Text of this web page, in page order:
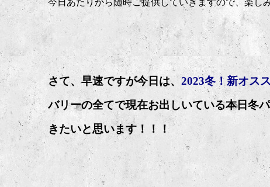
今日あたりから随時ご提供していきますので、楽し
さて、早速ですが今日は、2023冬！新オス
バリーの全てで現在お出しいている本日冬
きたいと思います！！！